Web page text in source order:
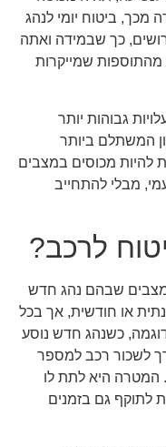
ביטוח יומי לנהג
כך שבמידה ואתה
מהתוספות שמייקרות
גבוהות יותר
המשתלם ביותר
להיות מכוסים במצבים
מבלי להתחייב
לרכב?
במצבים שבהם נהג חדש
או חודשית, אך בכל
כשנהג חדש נוסע
לשכור רכב למספר
המטרה היא לתת לו
לתוקף גם בזמנים